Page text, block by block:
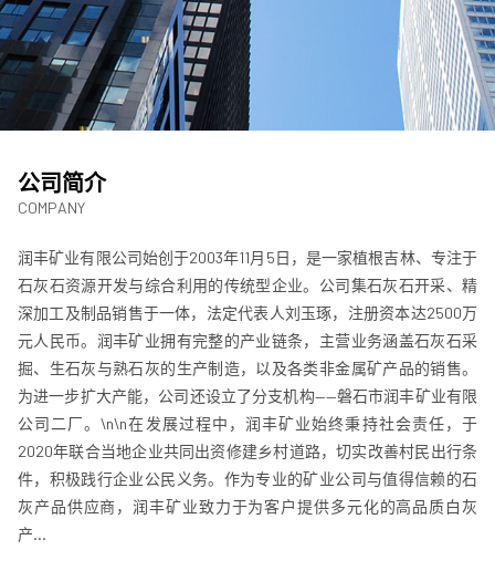
公司简介
COMPANY
润丰矿业有限公司始创于2003年11月5日，是一家植根吉林、专注于
石灰石资源开发与综合利用的传统型企业。公司集石灰石开采、精
深加工及制品销售于一体，法定代表人刘玉琢，注册资本达2500万
元人民币。润丰矿业拥有完整的产业链条，主营业务涵盖石灰石采
掘、生石灰与熟石灰的生产制造，以及各类非金属矿产品的销售。
为进一步扩大产能，公司还设立了分支机构——磐石市润丰矿业有限
公司二厂。\n\n在发展过程中，润丰矿业始终秉持社会责任，于
2020年联合当地企业共同出资修建乡村道路，切实改善村民出行条
件，积极践行企业公民义务。作为专业的矿业公司与值得信赖的石
灰产品供应商，润丰矿业致力于为客户提供多元化的高品质白灰
产...